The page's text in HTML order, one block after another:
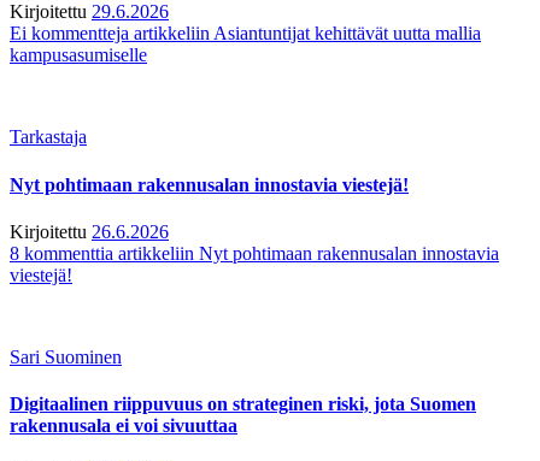
Kirjoitettu 29.6.2026
Ei kommentteja artikkeliin Asiantuntijat kehittävät uutta mallia
kampusasumiselle
Tarkastaja
Nyt pohtimaan rakennusalan innostavia viestejä!
Kirjoitettu 26.6.2026
8 kommenttia artikkeliin Nyt pohtimaan rakennusalan innostavia
viestejä!
Sari Suominen
Digitaalinen riippuvuus on strateginen riski, jota Suomen
rakennusala ei voi sivuuttaa